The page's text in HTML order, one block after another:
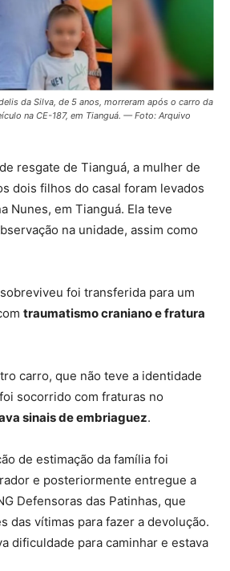
da Silva, de 5 anos, morreram após o carro da
na CE-187, em Tianguá. — Foto: Arquivo
resgate de Tianguá, a mulher de
dois filhos do casal foram levados
Nunes, em Tianguá. Ela teve
na unidade, assim como
foi transferida para um
traumatismo craniano e fratura
carro, que não teve a identidade
socorrido com fraturas no
sinais de embriaguez.
de estimação da família foi
e posteriormente entregue a
Defensoras das Patinhas, que
das vítimas para fazer a devolução.
dificuldade para caminhar e estava